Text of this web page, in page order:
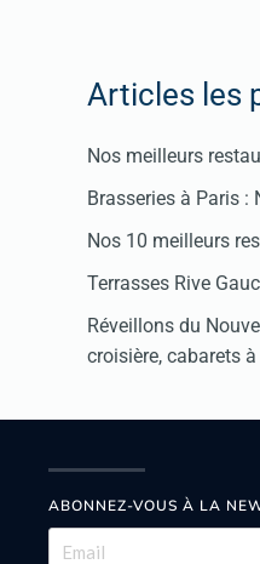
Articles les
Nos meilleurs
Brasseries à Paris :
Nos 10 meilleurs
Terrasses Rive
Réveillons du
croisière, cabarets
ABONNEZ-VOUS À LA